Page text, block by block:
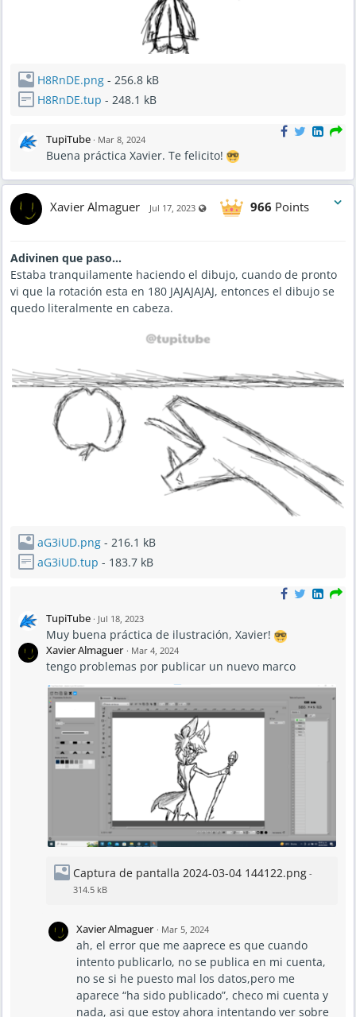
H8RnDE.png - 256.8 kB
H8RnDE.tup - 248.1 kB
TupiTube · Mar 8, 2024
Buena práctica Xavier. Te felicito!
Xavier Almaguer Jul 17, 2023 Visible also to unregistered users
966 Points
Adivinen que paso...
Estaba tranquilamente haciendo el dibujo, cuando de pronto
vi que la rotación esta en 180 JAJAJAJAJ, entonces el dibujo se
quedo literalmente en cabeza.
aG3iUD.png - 216.1 kB
aG3iUD.tup - 183.7 kB
TupiTube · Jul 18, 2023
Muy buena práctica de ilustración, Xavier!
Xavier Almaguer · Mar 4, 2024
tengo problemas por publicar un nuevo marco
Captura de pantalla 2024-03-04 144122.png -
314.5 kB
Xavier Almaguer · Mar 5, 2024
ah, el error que me aaprece es que cuando
intento publicarlo, no se publica en mi cuenta,
no se si he puesto mal los datos,pero me
aparece “ha sido publicado”, checo mi cuenta y
nada, asi que estoy ahora intentando ver sobre